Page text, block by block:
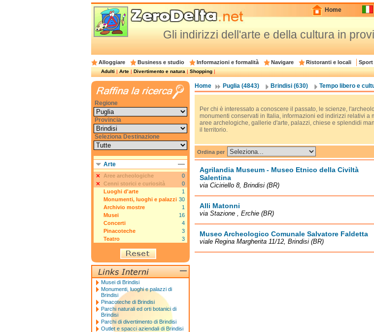
Home
Gli indirizzi dell'arte e della cultura in
Alloggiare Business e studio Informazioni e formalità Navigare Ristoranti e locali Sport
Adulti|Arte|Divertimento e natura|Shopping|
Home Puglia (4843) Brindisi (630) Tempo libero e
Per chi è interessato a conoscere il passato, le scienze,
monumenti conservati in Italia, informazioni ed indirizzi relativi a
aree archelogiche, gallerie d'arte, palazzi, chiese e splendidi
il territorio.
Ordina per
Agrilandia Museum - Museo Etnico della Civiltà
Salentina
via Ciciriello 8, Brindisi (BR)
Alli Matonni
via Stazione , Erchie (BR)
Museo Archeologico Comunale Salvatore Faldetta
viale Regina Margherita 11/12, Brindisi (BR)
Regione
Provincia
Seleziona Destinazione
Arte
Aree archeologiche
0
Cenni storici e curiosità
0
Luoghi d'arte
1
Monumenti, luoghi e palazzi 30
Archivio mostre
1
Musei
16
Concerti
4
Pinacoteche
3
Teatro
3
Musei di Brindisi
Monumenti, luoghi e palazzi di
Brindisi
Pinacoteche di Brindisi
Parchi naturali ed orti botanici di
Brindisi
Parchi di divertimento di Brindisi
Outlet e spacci aziendali di Brindisi